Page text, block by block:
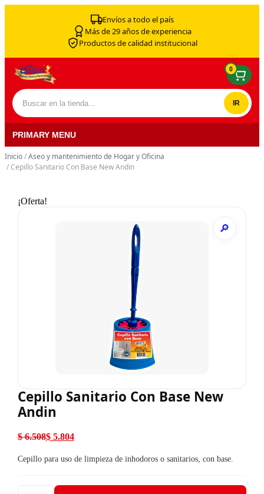
Envíos a todo el país
Más de 29 años de experiencia
Productos de calidad institucional
Buscar por:
0
PRIMARY MENU
Inicio/Aseo y mantenimiento de Hogar y Oficina
/ Cepillo Sanitario Con Base New Andin
¡Oferta!
Cepillo Sanitario Con Base New
Andin
$6.508
El precio original era: $ 6.508.
$5.804
El precio actual es: $ 5.804.
Cepillo para uso de limpieza de inhodoros o sanitarios, con base.